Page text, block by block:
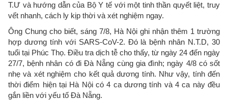
T.Ư và hướng dẫn của Bộ Y tế với một tinh thần quyết liệt, truy
vết nhanh, cách ly kịp thời và xét nghiệm ngay.
Ông Chung cho biết, sáng 7/8, Hà Nội ghi nhận thêm 1 trường
hợp dương tính với SARS-CoV-2. Đó là bệnh nhân N.T.D, 30
tuổi tại Phúc Thọ. Điều tra dịch tễ cho thấy, từ ngày 24 đến ngày
27/7, bệnh nhân có đi Đà Nẵng cùng gia đình; ngày 4/8 có sốt
nhẹ và xét nghiệm cho kết quả dương tính. Như vậy, tính đến
thời điểm hiện tại Hà Nội có 4 ca dương tính và 4 ca này đều
gắn liền với yếu tố Đà Nẵng.